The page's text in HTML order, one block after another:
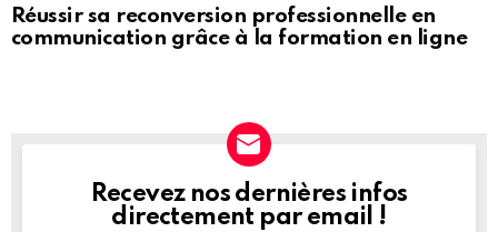
Réussir sa reconversion professionnelle en
communication grâce à la formation en ligne
NEWSLETTER
Recevez nos dernières infos
directement par email !